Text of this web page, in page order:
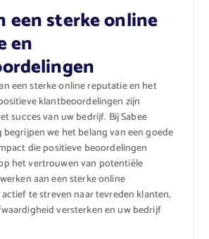
een sterke online
en
een sterke online reputatie en het
klantbeoordelingen zijn
succes van uw bedrijf. Bij Sabee
we het belang van een goede
die positieve beoordelingen
het vertrouwen van potentiële
aan een sterke online
te streven naar tevreden klanten,
versterken en uw bedrijf